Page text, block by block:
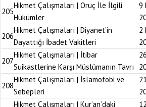
205
Hikmet Çalışmaları | Oruç İle İlgili
Hükümler
9
206
Hikmet Çalışmaları | Diyanet’in
Dayattığı İbadet Vakitleri
2
207
Hikmet Çalışmaları | İtibar
Suikastlerine Karşı Müslümanın Tavrı
208
Hikmet Çalışmaları | İslamofobi ve
Sebepleri
Hikmet Çalışmaları | Kur’an’daki